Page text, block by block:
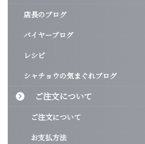
店長のブログ
バイヤーブログ
レシピ
シャチョウの気まぐれブログ
ご注文について
ご注文について
お支払方法